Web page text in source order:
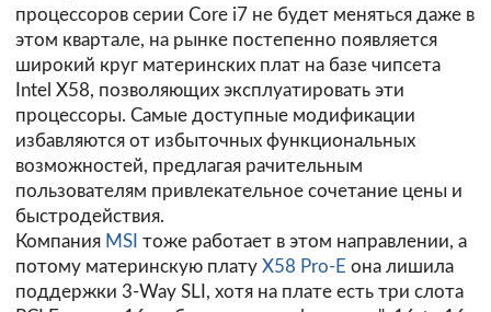
процессоров серии Core i7 не будет меняться даже в
этом квартале, на рынке постепенно появляется
широкий круг материнских плат на базе чипсета
Intel X58, позволяющих эксплуатировать эти
процессоры. Самые доступные модификации
избавляются от избыточных функциональных
возможностей, предлагая рачительным
пользователям привлекательное сочетание цены и
быстродействия.
Компания MSI тоже работает в этом направлении, а
потому материнскую плату X58 Pro-E она лишила
поддержки 3-Way SLI, хотя на плате есть три слота